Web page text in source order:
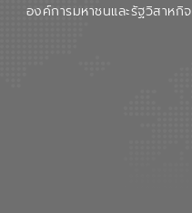
องค์การมหาชนและรัฐวิสาหกิจ